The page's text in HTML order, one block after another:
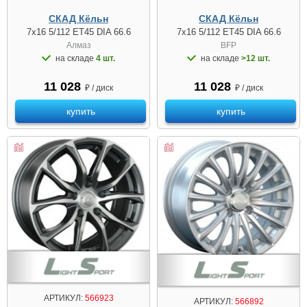
СКАД Кёльн
7x16 5/112 ET45 DIA 66.6
Алмаз
на складе 4 шт.
11 028 ₽ / диск
купить
СКАД Кёльн
7x16 5/112 ET45 DIA 66.6
BFP
на складе >12 шт.
11 028 ₽ / диск
купить
АРТИКУЛ:566923 АРТИКУЛ:566892